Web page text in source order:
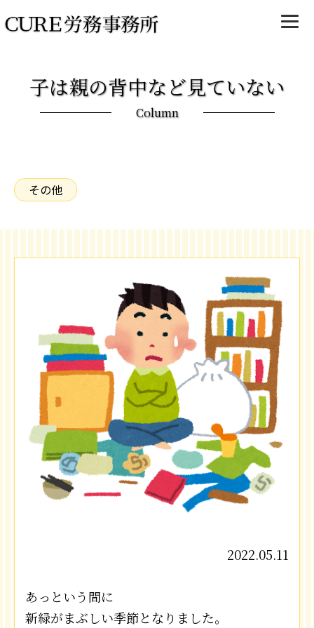
子は親の背中など見ていない
Column
その他
2022.05.11
あっという間に
新緑がまぶしい季節となりました。